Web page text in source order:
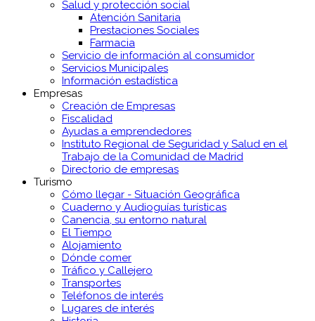
Salud y protección social
Atención Sanitaria
Prestaciones Sociales
Farmacia
Servicio de información al consumidor
Servicios Municipales
Información estadística
Empresas
Creación de Empresas
Fiscalidad
Ayudas a emprendedores
Instituto Regional de Seguridad y Salud en el
Trabajo de la Comunidad de Madrid
Directorio de empresas
Turismo
Cómo llegar - Situación Geográfica
Cuaderno y Audioguías turísticas
Canencia, su entorno natural
El Tiempo
Alojamiento
Dónde comer
Tráfico y Callejero
Transportes
Teléfonos de interés
Lugares de interés